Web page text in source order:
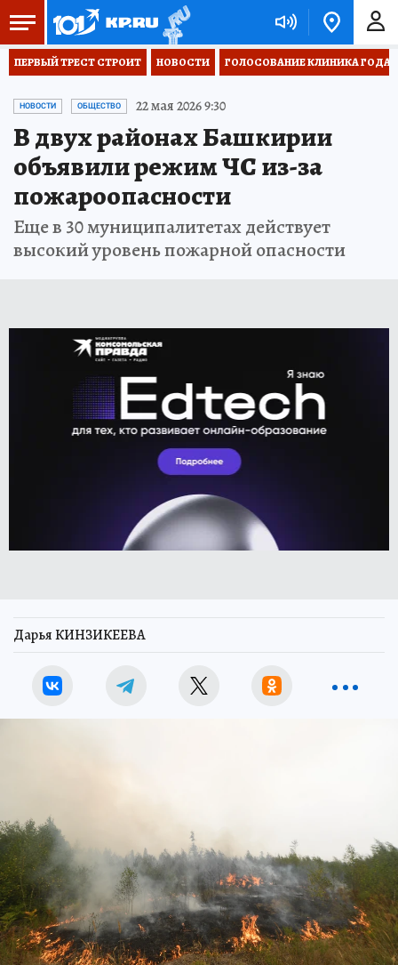
ПЕРВЫЙ ТРЕСТ СТРОИТ НОВОСТИ ГОЛОСОВАНИЕ КЛИНИКА ГОДА
НОВОСТИ ОБЩЕСТВО 22 мая 2026 9:30
В двух районах Башкирии
объявили режим ЧС из-за
пожароопасности
Еще в 30 муниципалитетах действует
высокий уровень пожарной опасности
Дарья КИНЗИКЕЕВА